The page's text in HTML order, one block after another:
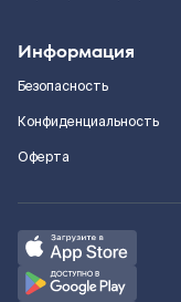
Информация
Безопасность
Конфиденциальность
Оферта